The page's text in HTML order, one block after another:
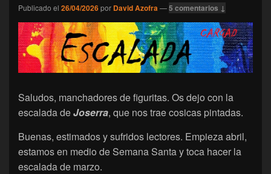
Publicado el 26/04/2026por David Azofra—5 comentarios ↓
Saludos, manchadores de figuritas. Os dejo con la
escalada deJoserra, que nos trae cosicas pintadas.
Buenas, estimados y sufridos lectores. Empieza abril,
estamos en medio de Semana Santa y toca hacer la
escalada de marzo.